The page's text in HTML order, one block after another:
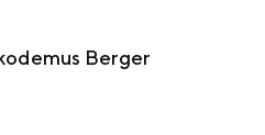
Berger